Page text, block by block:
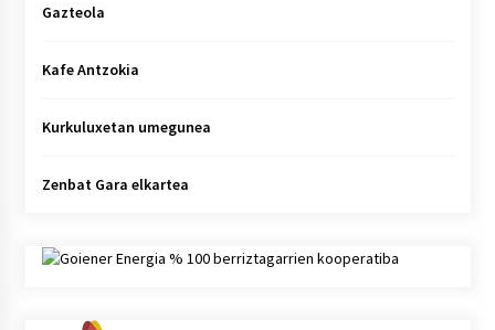
Gazteola
Kafe Antzokia
Kurkuluxetan umegunea
Zenbat Gara elkartea